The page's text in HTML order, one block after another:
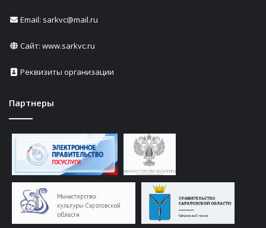
Email: sarkvc@mail.ru
Сайт: www.sarkvc.ru
Реквизиты организации
Партнеры